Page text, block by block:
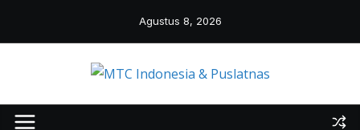
Agustus 8, 2026